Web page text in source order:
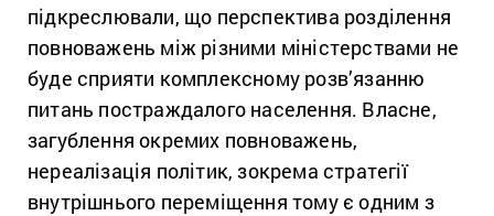
підкреслювали, що перспектива розділення
повноважень між різними міністерствами не
буде сприяти комплексному розв’язанню
питань постраждалого населення. Власне,
загублення окремих повноважень,
нереалізація політик, зокрема стратегії
внутрішнього переміщення тому є одним з